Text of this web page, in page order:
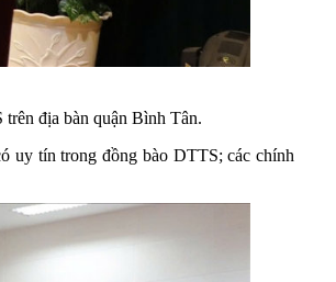
địa bàn quận Bình Tân.
uy tín trong đồng bào DTTS; các chính